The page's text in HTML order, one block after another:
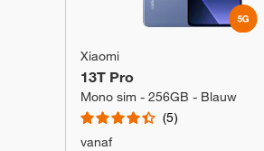
Xiaomi
13T Pro
Mono sim - 256GB - Blauw
5
vanaf